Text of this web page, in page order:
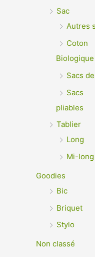
Sac
Autres
Coton
Biologique
Sacs
Sacs
pliables
Tablier
Long
Mi-long
Goodies
Bic
Briquet
Stylo
Non classé